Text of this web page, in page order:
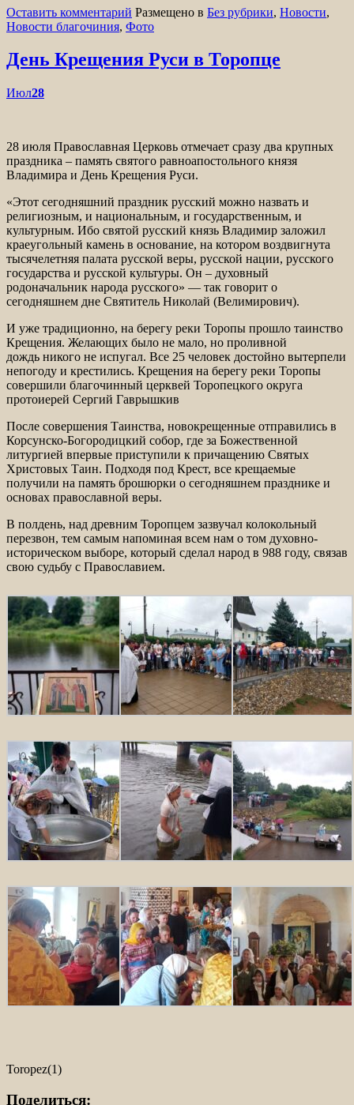
Оставить комментарий Размещено в Без рубрики, Новости,
Новости благочиния, Фото
День Крещения Руси в Торопце
Июл28
28 июля Православная Церковь отмечает сразу два крупных
праздника – память святого равноапостольного князя
Владимира и День Крещения Руси.
«Этот сегодняшний праздник русский можно назвать и
религиозным, и национальным, и государственным, и
культурным. Ибо святой русский князь Владимир заложил
краеугольный камень в основание, на котором воздвигнута
тысячелетняя палата русской веры, русской нации, русского
государства и русской культуры. Он – духовный
родоначальник народа русского» — так говорит о
сегодняшнем дне Святитель Николай (Велимирович).
И уже традиционно, на берегу реки Торопы прошло таинство
Крещения. Желающих было не мало, но проливной
дождь никого не испугал. Все 25 человек достойно вытерпели
непогоду и крестились. Крещения на берегу реки Торопы
совершили благочинный церквей Торопецкого округа
протоиерей Сергий Гаврышкив
После совершения Таинства, новокрещенные отправились в
Корсунско-Богородицкий собор, где за Божественной
литургией впервые приступили к причащению Святых
Христовых Таин. Подходя под Крест, все крещаемые
получили на память брошюрки о сегодняшнем празднике и
основах православной веры.
В полдень, над древним Торопцем зазвучал колокольный
перезвон, тем самым напоминая всем нам о том духовно-
историческом выборе, который сделал народ в 988 году, связав
свою судьбу с Православием.
Toropez(1)
Поделиться: